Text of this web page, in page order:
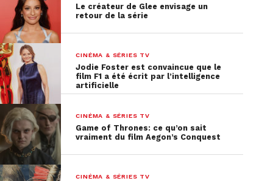
Le créateur de Glee envisage un
retour de la série
CINÉMA & SÉRIES TV
Jodie Foster est convaincue que le
film F1 a été écrit par l’intelligence
artificielle
CINÉMA & SÉRIES TV
Game of Thrones: ce qu’on sait
vraiment du film Aegon’s Conquest
CINÉMA & SÉRIES TV